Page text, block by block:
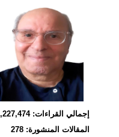
إجمالي القراءات: 2,227,474
المقالات المنشورة: 278